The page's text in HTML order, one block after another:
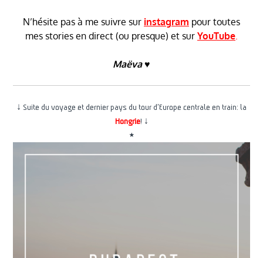
N’hésite pas à me suivre sur instagram pour toutes
mes stories en direct (ou presque) et sur YouTube
Maëva ♥
↓ Suite du voyage et dernier pays du tour d’Europe centrale en train: la
Hongrie! ↓
⋆